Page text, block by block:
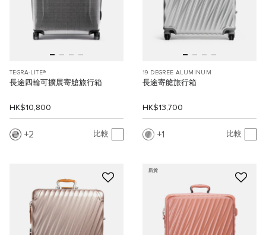
TEGRA-LITE®
長途四輪可擴展寄艙旅行箱
HK$10,800
2 比較
19 DEGREE ALUMINUM
長途寄艙旅行箱
HK$13,700
1 比較
新貨